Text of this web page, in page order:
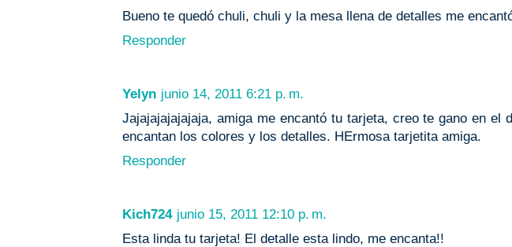
Bueno te quedó chuli, chuli y la mesa llena de detalles me
Responder
Yelyn junio 14, 2011 6:21 p. m.
Jajajajajajajaja, amiga me encantó tu tarjeta, creo te gano en el
encantan los colores y los detalles. HErmosa tarjetita amiga.
Responder
Kich724 junio 15, 2011 12:10 p. m.
Esta linda tu tarjeta! El detalle esta lindo, me encanta!!